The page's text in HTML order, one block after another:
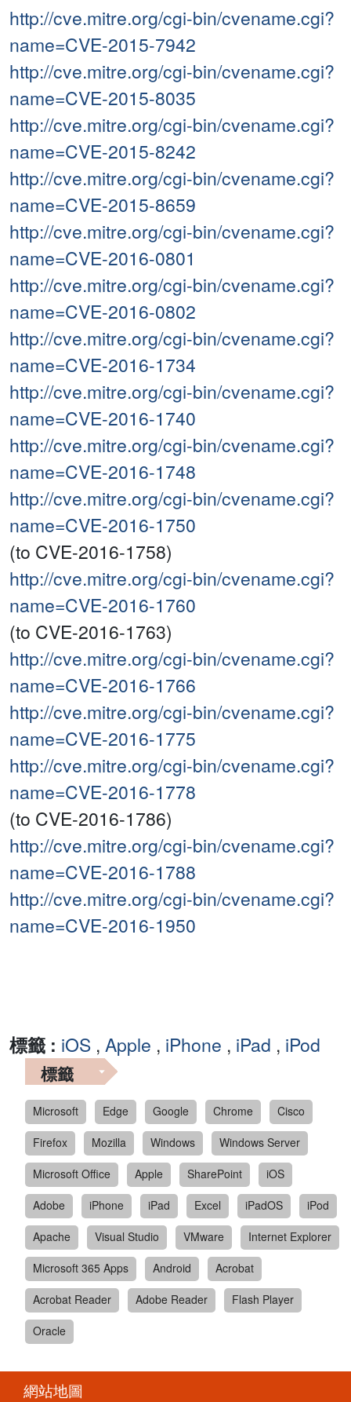
http://cve.mitre.org/cgi-bin/cvename.cgi?
name=CVE-2015-7942
http://cve.mitre.org/cgi-bin/cvename.cgi?
name=CVE-2015-8035
http://cve.mitre.org/cgi-bin/cvename.cgi?
name=CVE-2015-8242
http://cve.mitre.org/cgi-bin/cvename.cgi?
name=CVE-2015-8659
http://cve.mitre.org/cgi-bin/cvename.cgi?
name=CVE-2016-0801
http://cve.mitre.org/cgi-bin/cvename.cgi?
name=CVE-2016-0802
http://cve.mitre.org/cgi-bin/cvename.cgi?
name=CVE-2016-1734
http://cve.mitre.org/cgi-bin/cvename.cgi?
name=CVE-2016-1740
http://cve.mitre.org/cgi-bin/cvename.cgi?
name=CVE-2016-1748
http://cve.mitre.org/cgi-bin/cvename.cgi?
name=CVE-2016-1750
(to CVE-2016-1758)
http://cve.mitre.org/cgi-bin/cvename.cgi?
name=CVE-2016-1760
(to CVE-2016-1763)
http://cve.mitre.org/cgi-bin/cvename.cgi?
name=CVE-2016-1766
http://cve.mitre.org/cgi-bin/cvename.cgi?
name=CVE-2016-1775
http://cve.mitre.org/cgi-bin/cvename.cgi?
name=CVE-2016-1778
(to CVE-2016-1786)
http://cve.mitre.org/cgi-bin/cvename.cgi?
name=CVE-2016-1788
http://cve.mitre.org/cgi-bin/cvename.cgi?
name=CVE-2016-1950
標籤 : iOS , Apple , iPhone , iPad , iPod
標籤
Microsoft Edge Google Chrome
Cisco
Firefox
Mozilla Windows
Windows Server
Microsoft Office
Apple SharePoint
iOS
Adobe
iPhone iPad Excel iPadOS
iPod
Apache
Visual Studio VMware
Internet Explorer
Microsoft 365 Apps
Android
Acrobat
Acrobat Reader
Adobe Reader
Flash Player
Oracle
網站地圖